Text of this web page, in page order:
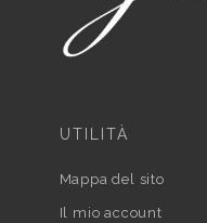
UTILITÀ
Mappa del sito
Il mio account